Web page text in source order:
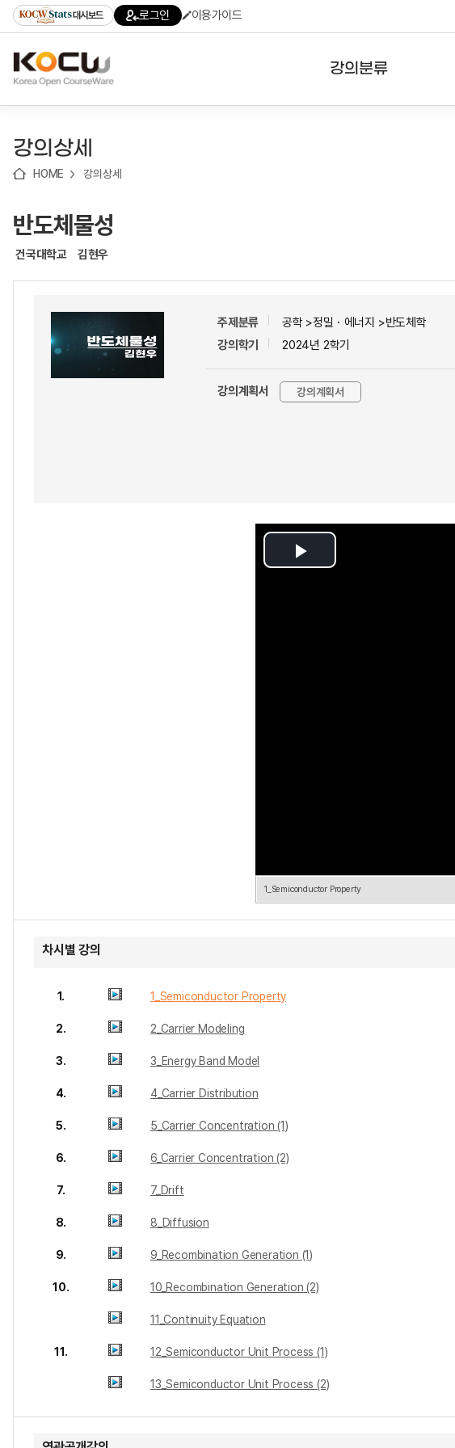
기
기
기
content)
가
대시보드 로그인 이용가이드
강의분류
강의상세
HOME 강의상세
반도체물성
건국대학교 김현우
주제분류
공학 >정밀ㆍ에너지 >반도체학
강의학기
2024년 2학기
강의계획서 강의계획서
Play
1_Semiconductor Property
차시별 강의
1. 1_Semiconductor Property
2. 2_Carrier Modeling
3. 3_Energy Band Model
4. 4_Carrier Distribution
5. 5_Carrier Concentration (1)
6. 6_Carrier Concentration (2)
7. 7_Drift
8. 8_Diffusion
9. 9_Recombination Generation (1)
10. 10_Recombination Generation (2)
11_Continuity Equation
11. 12_Semiconductor Unit Process (1)
13_Semiconductor Unit Process (2)